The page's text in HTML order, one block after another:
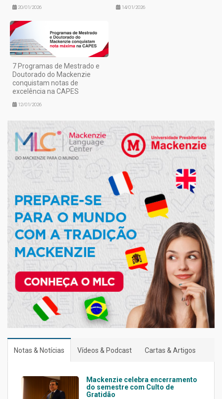
20/01/2026 14/01/2026
7 Programas de Mestrado e
Doutorado do Mackenzie
conquistam notas de
excelência na CAPES
12/01/2026
Notas & Notícias Vídeos & Podcast Cartas & Artigos
Mackenzie celebra encerramento
do semestre com Culto de
Gratidão